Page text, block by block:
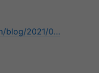
blog/2021/0…